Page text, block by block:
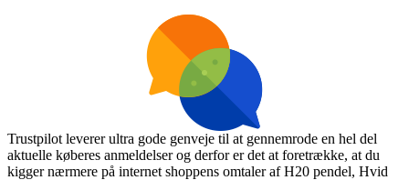
Trustpilot leverer ultra gode genveje til at gennemrode en hel del
aktuelle køberes anmeldelser og derfor er det at foretrække, at du
kigger nærmere på internet shoppens omtaler af H20 pendel, Hvid